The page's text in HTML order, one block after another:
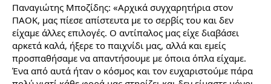
Παναγιώτης Μποζίδης: «Αρχικά συγχαρητήρια στον
ΠΑΟΚ, μας πίεσε απίστευτα με το σερβίς του και δεν
είχαμε άλλες επιλογές. Ο αντίπαλος μας είχε διαβάσει
αρκετά καλά, ήξερε το παιχνίδι μας, αλλά και εμείς
προσπαθήσαμε να απαντήσουμε με όποια όπλα είχαμε.
Ένα από αυτά ήταν ο κόσμος και τον ευχαριστούμε πάρα